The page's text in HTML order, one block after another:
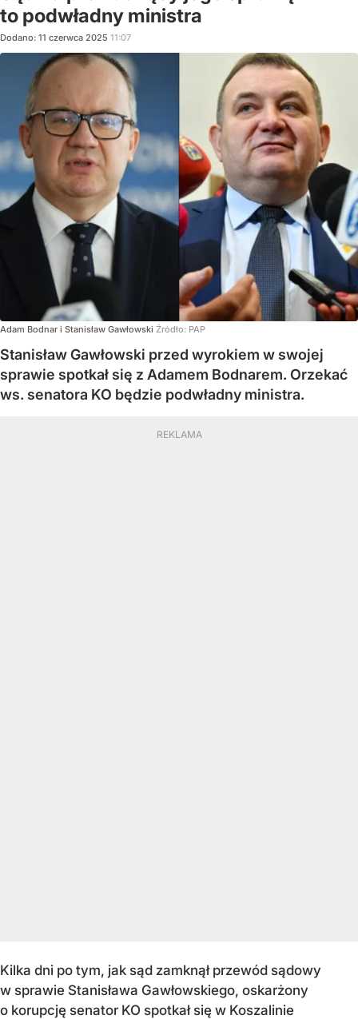
to podwładny ministra
Dodano: 11 czerwca 2025 11:07
Adam Bodnar i Stanisław Gawłowski Źródło: PAP
Stanisław Gawłowski przed wyrokiem w swojej
sprawie spotkał się z Adamem Bodnarem. Orzekać
ws. senatora KO będzie podwładny ministra.
Kilka dni po tym, jak sąd zamknął przewód sądowy
w sprawie Stanisława Gawłowskiego, oskarżony
o korupcję senator KO spotkał się w Koszalinie